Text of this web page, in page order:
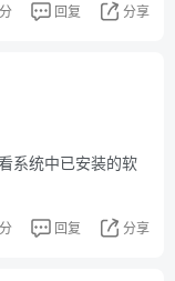
回复 分享
系统中已安装的软
回复 分享